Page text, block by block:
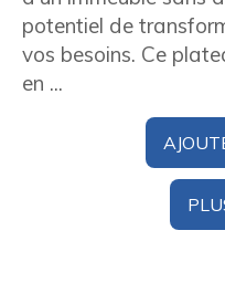
potentiel de
vos besoins. Ce
en ...